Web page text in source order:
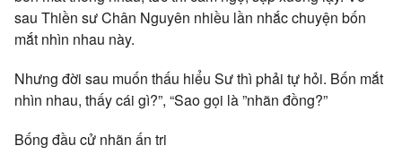
sau Thiền sư Chân Nguyên nhiều lần nhắc chuyện bốn
mắt nhìn nhau này.
Nhưng đời sau muốn thấu hiểu Sư thì phải tự hỏi. Bốn mắt
nhìn nhau, thấy cái gì?”, “Sao gọi là ”nhãn đồng?”
Bống đầu cử nhãn ấn tri